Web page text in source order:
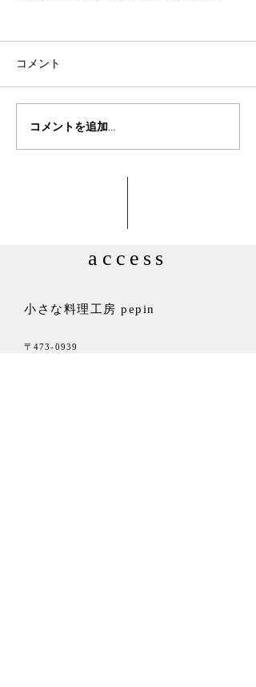
コメント
コメントを追加…
小さな料理工房 pepin
〒473-0939
access